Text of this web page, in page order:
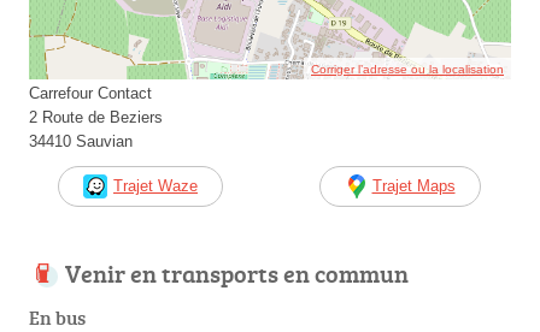
Corriger l’adresse ou la localisation
Carrefour Contact
2 Route de Beziers
34410 Sauvian
Trajet Waze Trajet Maps
Venir en transports en commun
En bus